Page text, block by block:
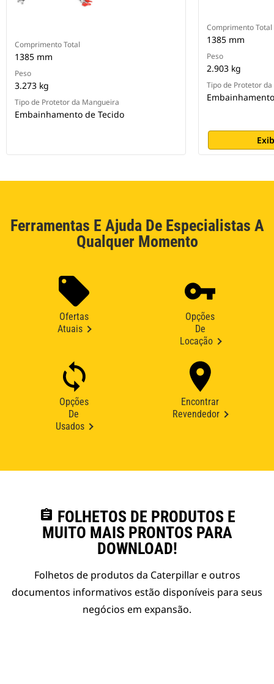
Comprimento Total
1385 mm
Peso
3.273 kg
Tipo de Protetor da Mangueira
Embainhamento de Tecido
Comprimento Total
1385 mm
Peso
2.903 kg
Tipo de Protetor
Ferramentas E Ajuda De Especialistas A
Qualquer Momento
Ofertas
Atuais
Opções
De
Locação
Opções
De
Usados
Encontrar
Revendedor
assignment FOLHETOS DE PRODUTOS E
MUITO MAIS PRONTOS PARA
DOWNLOAD!
Folhetos de produtos da Caterpillar e outros
documentos informativos estão disponíveis para seus
negócios em expansão.